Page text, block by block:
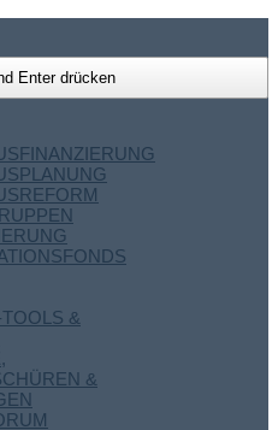
&
&